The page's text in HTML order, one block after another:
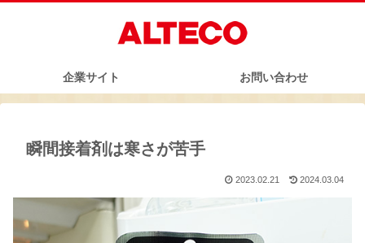
企業サイト お問い合わせ
瞬間接着剤は寒さが苦手
2023.02.21 2024.03.04